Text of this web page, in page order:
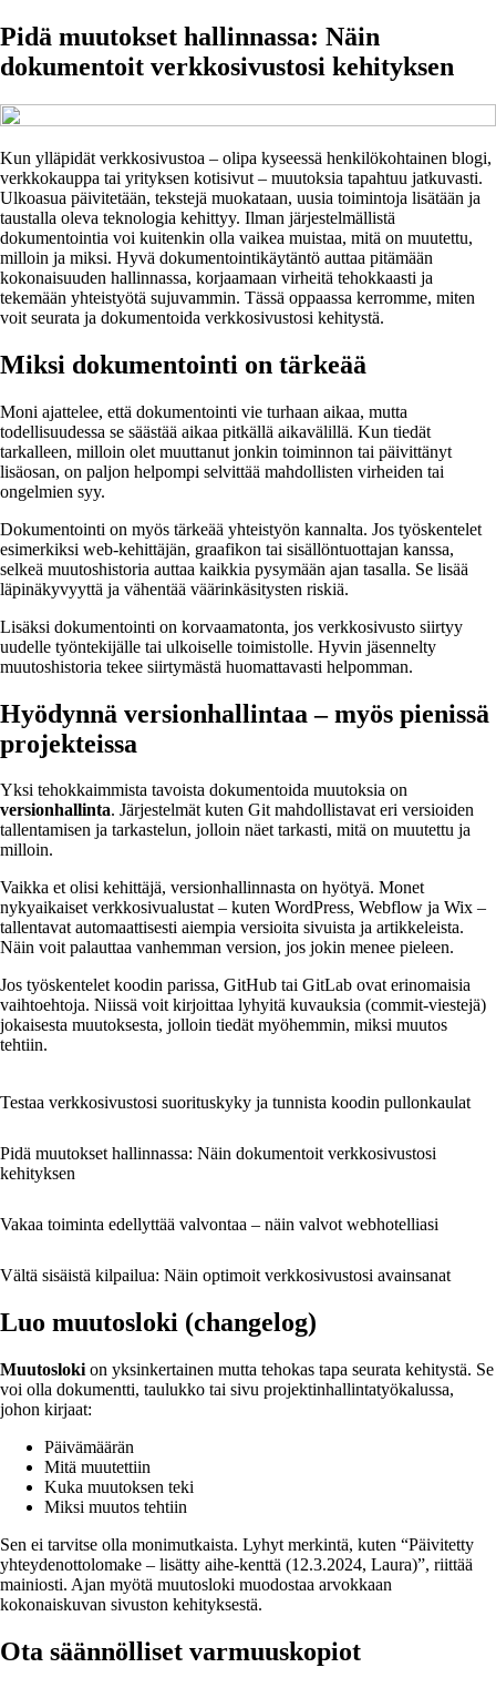
Pidä muutokset hallinnassa: Näin
dokumentoit verkkosivustosi kehityksen
Kun ylläpidät verkkosivustoa – olipa kyseessä henkilökohtainen blogi,
verkkokauppa tai yrityksen kotisivut – muutoksia tapahtuu jatkuvasti.
Ulkoasua päivitetään, tekstejä muokataan, uusia toimintoja lisätään ja
taustalla oleva teknologia kehittyy. Ilman järjestelmällistä
dokumentointia voi kuitenkin olla vaikea muistaa, mitä on muutettu,
milloin ja miksi. Hyvä dokumentointikäytäntö auttaa pitämään
kokonaisuuden hallinnassa, korjaamaan virheitä tehokkaasti ja
tekemään yhteistyötä sujuvammin. Tässä oppaassa kerromme, miten
voit seurata ja dokumentoida verkkosivustosi kehitystä.
Miksi dokumentointi on tärkeää
Moni ajattelee, että dokumentointi vie turhaan aikaa, mutta
todellisuudessa se säästää aikaa pitkällä aikavälillä. Kun tiedät
tarkalleen, milloin olet muuttanut jonkin toiminnon tai päivittänyt
lisäosan, on paljon helpompi selvittää mahdollisten virheiden tai
ongelmien syy.
Dokumentointi on myös tärkeää yhteistyön kannalta. Jos työskentelet
esimerkiksi web-kehittäjän, graafikon tai sisällöntuottajan kanssa,
selkeä muutoshistoria auttaa kaikkia pysymään ajan tasalla. Se lisää
läpinäkyvyyttä ja vähentää väärinkäsitysten riskiä.
Lisäksi dokumentointi on korvaamatonta, jos verkkosivusto siirtyy
uudelle työntekijälle tai ulkoiselle toimistolle. Hyvin jäsennelty
muutoshistoria tekee siirtymästä huomattavasti helpomman.
Hyödynnä versionhallintaa – myös pienissä
projekteissa
Yksi tehokkaimmista tavoista dokumentoida muutoksia on
versionhallinta. Järjestelmät kuten Git mahdollistavat eri versioiden
tallentamisen ja tarkastelun, jolloin näet tarkasti, mitä on muutettu ja
milloin.
Vaikka et olisi kehittäjä, versionhallinnasta on hyötyä. Monet
nykyaikaiset verkkosivualustat – kuten WordPress, Webflow ja Wix –
tallentavat automaattisesti aiempia versioita sivuista ja artikkeleista.
Näin voit palauttaa vanhemman version, jos jokin menee pieleen.
Jos työskentelet koodin parissa, GitHub tai GitLab ovat erinomaisia
vaihtoehtoja. Niissä voit kirjoittaa lyhyitä kuvauksia (commit-viestejä)
jokaisesta muutoksesta, jolloin tiedät myöhemmin, miksi muutos
tehtiin.
Testaa verkkosivustosi suorituskyky ja tunnista koodin pullonkaulat
Pidä muutokset hallinnassa: Näin dokumentoit verkkosivustosi
kehityksen
Vakaa toiminta edellyttää valvontaa – näin valvot webhotelliasi
Vältä sisäistä kilpailua: Näin optimoit verkkosivustosi avainsanat
Luo muutosloki (changelog)
Muutosloki on yksinkertainen mutta tehokas tapa seurata kehitystä. Se
voi olla dokumentti, taulukko tai sivu projektinhallintatyökalussa,
johon kirjaat:
Päivämäärän
Mitä muutettiin
Kuka muutoksen teki
Miksi muutos tehtiin
Sen ei tarvitse olla monimutkaista. Lyhyt merkintä, kuten “Päivitetty
yhteydenottolomake – lisätty aihe-kenttä (12.3.2024, Laura)”, riittää
mainiosti. Ajan myötä muutosloki muodostaa arvokkaan
kokonaiskuvan sivuston kehityksestä.
Ota säännölliset varmuuskopiot